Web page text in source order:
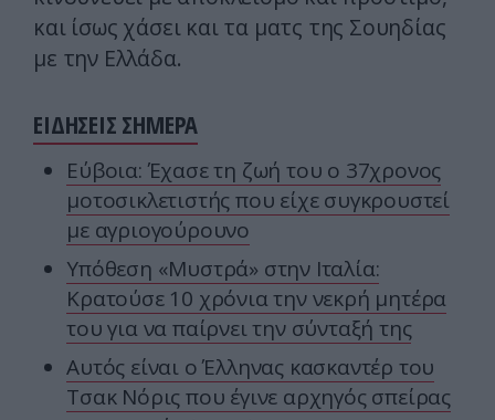
και ίσως χάσει και τα ματς της Σουηδίας
με την Ελλάδα.
ΕΙΔΗΣΕΙΣ ΣΗΜΕΡΑ
Εύβοια: Έχασε τη ζωή του ο 37χρονος
μοτοσικλετιστής που είχε συγκρουστεί
με αγριογούρουνο
Υπόθεση «Μυστρά» στην Ιταλία:
Κρατούσε 10 χρόνια την νεκρή μητέρα
του για να παίρνει την σύνταξή της
Αυτός είναι ο Έλληνας κασκαντέρ του
Τσακ Νόρις που έγινε αρχηγός σπείρας